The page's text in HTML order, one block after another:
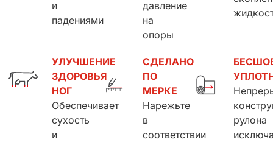
и
падениями
давление
на
опоры
УЛУЧШЕНИЕ
ЗДОРОВЬЯ
НОГ
Обеспечивает
сухость
и
СДЕЛАНО
ПО
МЕРКЕ
Нарежьте
в
соответствии
рулона